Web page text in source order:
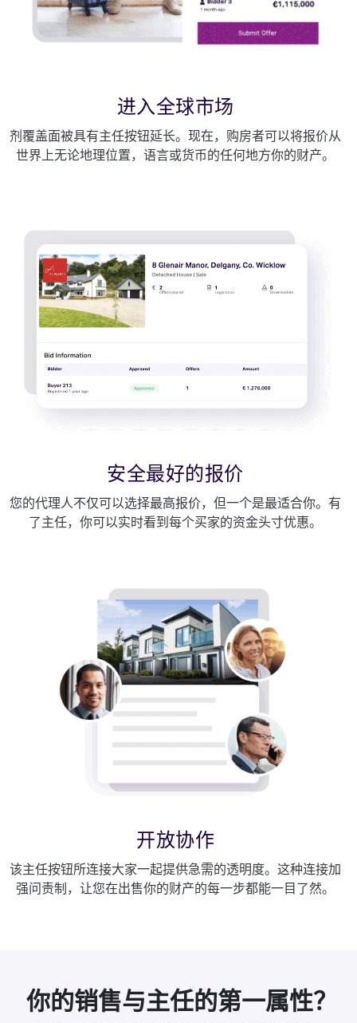
进入全球市场
剂覆盖面被具有主任按钮延长。现在，购房者可以将报价从
世界上无论地理位置，语言或货币的任何地方你的财产。
安全最好的报价
您的代理人不仅可以选择最高报价，但一个是最适合你。有
了主任，你可以实时看到每个买家的资金头寸优惠。
开放协作
该主任按钮所连接大家一起提供急需的透明度。这种连接加
强问责制，让您在出售你的财产的每一步都能一目了然。
你的销售与主任的第一属性？